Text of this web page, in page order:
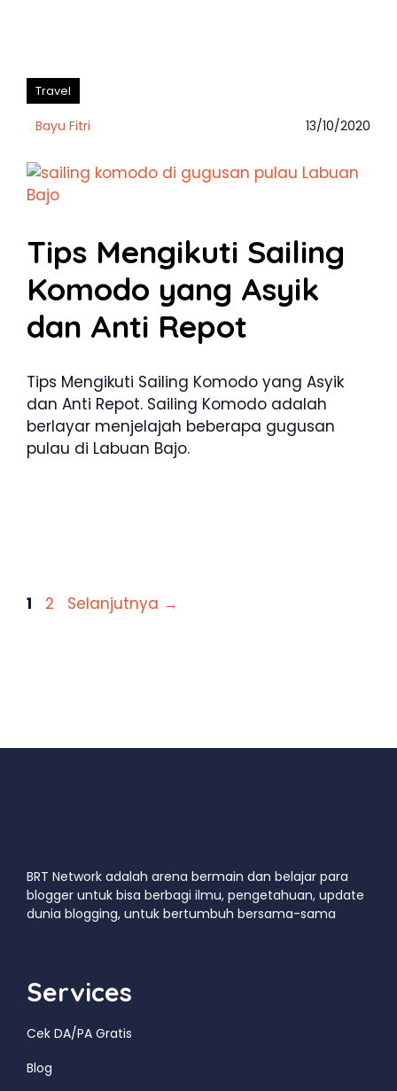
Travel
Bayu Fitri 13/10/2020
Tips Mengikuti Sailing
Komodo yang Asyik
dan Anti Repot
Tips Mengikuti Sailing Komodo yang Asyik
dan Anti Repot. Sailing Komodo adalah
berlayar menjelajah beberapa gugusan
pulau di Labuan Bajo.
Halaman
1 Halaman
2 Selanjutnya →
BRT Network adalah arena bermain dan belajar para
blogger untuk bisa berbagi ilmu, pengetahuan, update
dunia blogging, untuk bertumbuh bersama-sama
Services
Cek DA/PA Gratis
Blog